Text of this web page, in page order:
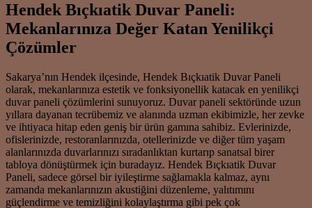
Hendek Bıçkıatik Duvar Paneli:
Mekanlarınıza Değer Katan Yenilikçi
Çözümler
Sakarya’nın Hendek ilçesinde, Hendek Bıçkıatik Duvar Paneli
olarak, mekanlarınıza estetik ve fonksiyonellik katacak en yenilikçi
duvar paneli çözümlerini sunuyoruz. Duvar paneli sektöründe uzun
yıllara dayanan tecrübemiz ve alanında uzman ekibimizle, her zevke
ve ihtiyaca hitap eden geniş bir ürün gamına sahibiz. Evlerinizde,
ofislerinizde, restoranlarınızda, otellerinizde ve diğer tüm yaşam
alanlarınızda duvarlarınızı sıradanlıktan kurtarıp sanatsal birer
tabloya dönüştürmek için buradayız. Hendek Bıçkıatik Duvar
Paneli, sadece görsel bir iyileştirme sağlamakla kalmaz, aynı
zamanda mekanlarınızın akustiğini düzenleme, yalıtımını
güçlendirme ve temizliğini kolaylaştırma gibi pek çok